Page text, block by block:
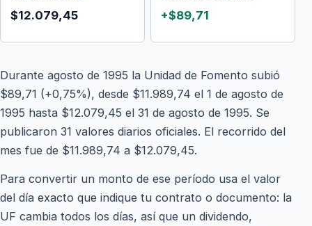
$12.079,45 +$89,71
Durante agosto de 1995 la Unidad de Fomento subió
$89,71 (+0,75%), desde $11.989,74 el 1 de agosto de
1995 hasta $12.079,45 el 31 de agosto de 1995. Se
publicaron 31 valores diarios oficiales. El recorrido del
mes fue de $11.989,74 a $12.079,45.
Para convertir un monto de ese período usa el valor
del día exacto que indique tu contrato o documento: la
UF cambia todos los días, así que un dividendo,